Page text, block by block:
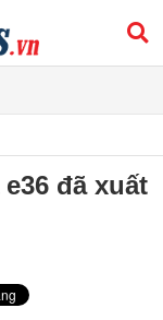
đã xuất